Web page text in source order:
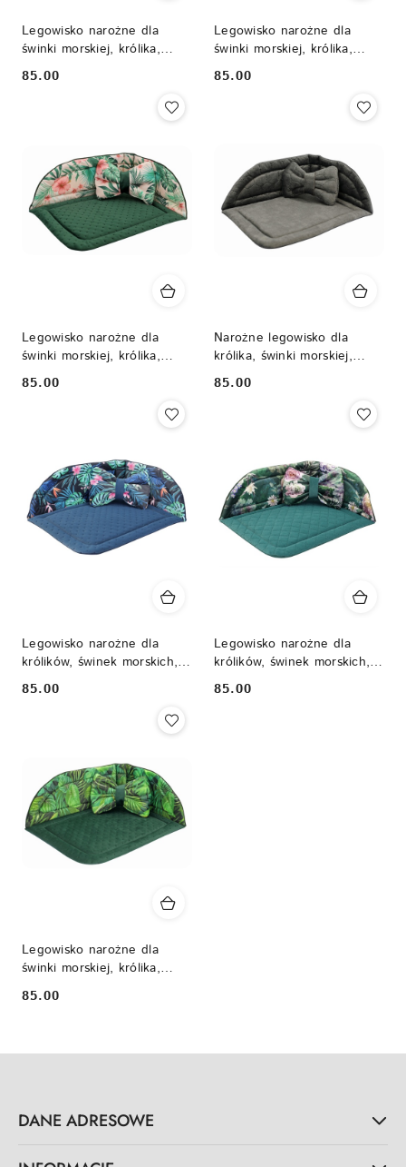
Legowisko narożne dla
świnki morskiej, królika,
szynszyli, gryzonia
Cena:
85.00
Legowisko narożne dla
świnki morskiej, królika,
szynszyli, gryzonia
Cena:
85.00
Legowisko narożne dla
świnki morskiej, królika,
szynszyli, gryzonia
Cena:
85.00
Narożne legowisko dla
królika, świnki morskiej,
szynszyli, gryzoni -
akcesoria dla królika i świnki
Cena:
85.00
Legowisko narożne dla
królików, świnek morskich,
jeży pigmejskich, gryzoni
Cena:
85.00
Legowisko narożne dla
królików, świnek morskich,
jeży pigmejskich, gryzoni
Cena:
85.00
Legowisko narożne dla
świnki morskiej, królika,
szynszyli, gryzonia
Cena:
85.00
DANE ADRESOWE